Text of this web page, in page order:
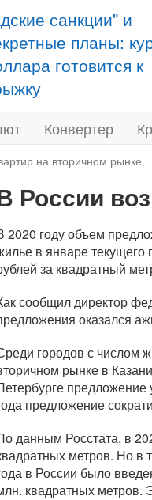
санкции" и
планы:
готовится к
Конвертер
на вторичном рынке
России
2020 году объем
в январе текущего
за квадратный
сообщил директор
оказался
городов с числом
рынке в
предложение
данным Росстата, в
метров. Но в
в России было
квадратных метров.